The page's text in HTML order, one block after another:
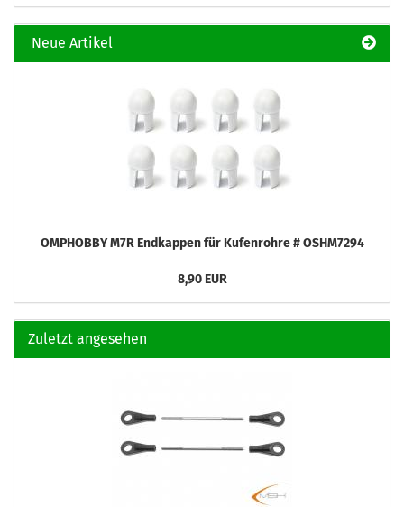
Neue Artikel
OMPHOBBY M7R Endkappen für Kufenrohre # OSHM7294
8,90 EUR
Zuletzt angesehen